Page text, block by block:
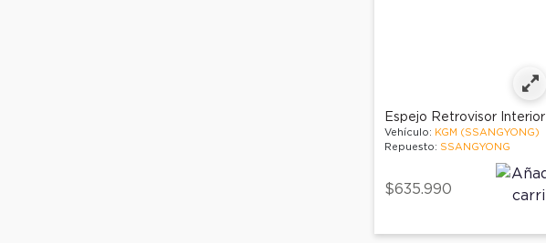
Espejo Retrovisor Interior
Vehículo: KGM (SSANGYONG)
Repuesto: SSANGYONG
$635.990